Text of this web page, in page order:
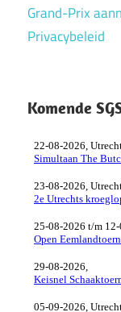
snelschaken
Grand-Prix
Privacybeleid
Komende